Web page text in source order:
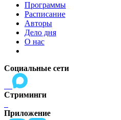
Программы
Расписание
Авторы
Дело дня
О нас
Социальные сети
Стриминги
Приложение